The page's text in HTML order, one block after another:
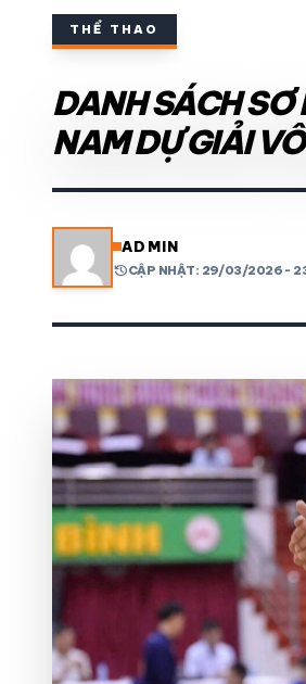
THỂ THAO TRONG NƯỚC
THỂ THAO
LỊCH THI ĐẤU
THỂ THAO
DANH SÁCH SƠ
NAM DỰ GIẢI
ADMIN
historyCẬP NHẬT: 29/03/2026 -